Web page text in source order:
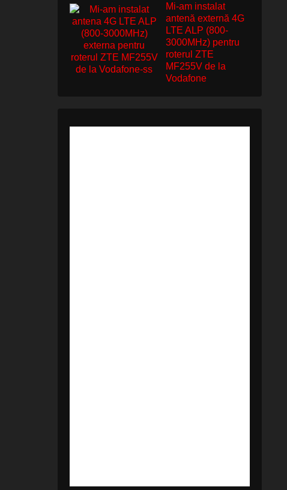
Mi-am instalat
antenă externă 4G
LTE ALP (800-
3000MHz) pentru
roterul ZTE
MF255V de la
Vodafone